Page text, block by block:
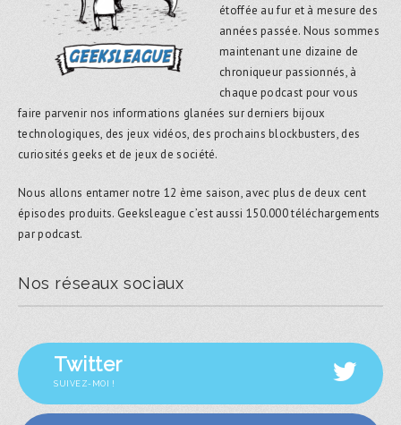
étoffée au fur et à mesure des
années passée. Nous sommes
maintenant une dizaine de
chroniqueur passionnés, à
chaque podcast pour vous
faire parvenir nos informations glanées sur derniers bijoux
technologiques, des jeux vidéos, des prochains blockbusters, des
curiosités geeks et de jeux de société.
Nous allons entamer notre 12 ème saison, avec plus de deux cent
épisodes produits. Geeksleague c’est aussi 150.000 téléchargements
par podcast.
Nos réseaux sociaux
Twitter
SUIVEZ-MOI !